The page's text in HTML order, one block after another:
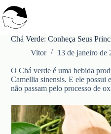
para
o
conteúdo
Chá Verde: Conheça Seus
Vitor
13 de janeiro de
O Chá verde é uma bebida
Camellia sinensis. E ele possui
não passam pelo processo de